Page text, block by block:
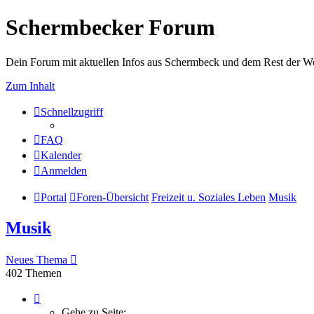
Schermbecker Forum
Dein Forum mit aktuellen Infos aus Schermbeck und dem Rest der
Zum Inhalt
Schnellzugriff
FAQ
Kalender
Anmelden
Portal Foren-Übersicht Freizeit u. Soziales Leben Musik
Musik
Neues Thema
402 Themen